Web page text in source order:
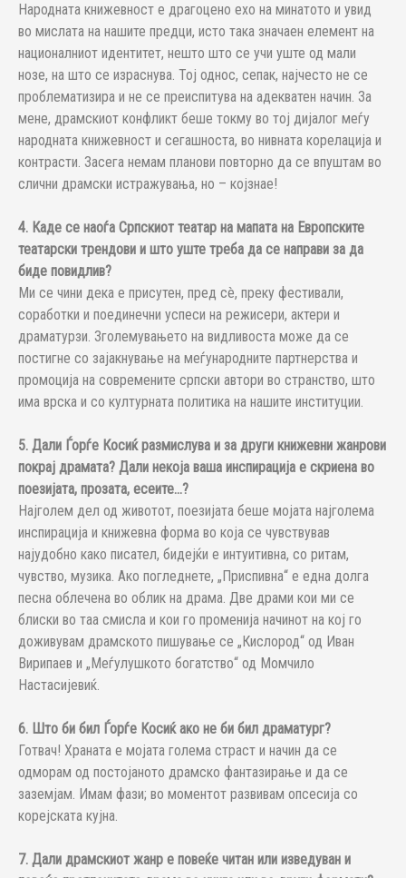
Народната книжевност е драгоцено ехо на минатото и увид
во мислата на нашите предци, исто така значаен елемент на
националниот идентитет, нешто што се учи уште од мали
нозе, на што се израснува. Тој однос, сепак, најчесто не се
проблематизира и не се преиспитува на адекватен начин. За
мене, драмскиот конфликт беше токму во тој дијалог меѓу
народната книжевност и сегашноста, во нивната корелација и
контрасти. Засега немам планови повторно да се впуштам во
слични драмски истражувања, но – којзнае!
4. Каде се наоѓа Српскиот театар на мапата на Европските
театарски трендови и што уште треба да се направи за да
биде повидлив?
Ми се чини дека е присутен, пред сè, преку фестивали,
соработки и поединечни успеси на режисери, актери и
драматурзи. Зголемувањето на видливоста може да се
постигне со зајакнување на меѓународните партнерства и
промоција на современите српски автори во странство, што
има врска и со културната политика на нашите институции.
5. Дали Ѓорѓе Косиќ размислува и за други книжевни жанрови
покрај драмата? Дали некоја ваша инспирација е скриена во
поезијата, прозата, есеите...?
Најголем дел од животот, поезијата беше мојата најголема
инспирација и книжевна форма во која се чувствував
најудобно како писател, бидејќи е интуитивна, со ритам,
чувство, музика. Ако погледнете, „Приспивна“ е една долга
песна облечена во облик на драма. Две драми кои ми се
блиски во таа смисла и кои го променија начинот на кој го
доживувам драмското пишување се „Кислород“ од Иван
Вирипаев и „Меѓулушкото богатство“ од Момчило
Настасијевиќ.
6. Што би бил Ѓорѓе Косиќ ако не би бил драматург?
Готвач! Храната е мојата голема страст и начин да се
одморам од постојаното драмско фантазирање и да се
заземјам. Имам фази; во моментот развивам опсесија со
корејската кујна.
7. Дали драмскиот жанр е повеќе читан или изведуван и